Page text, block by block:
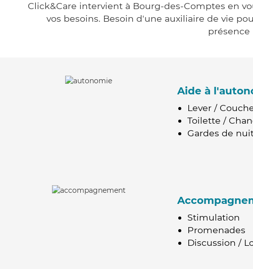
Click&Care intervient à Bourg-des-Comptes en
vos besoins. Besoin d'une auxiliaire de vie
présence
Aide à
Lever /
Toilette /
Gardes de
Stimulation
Promenades
Discussion /